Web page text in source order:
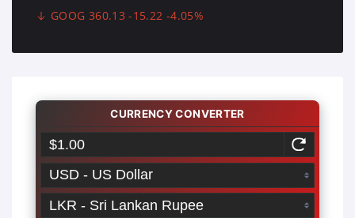
GOOG 360.13 -15.22 -4.05%